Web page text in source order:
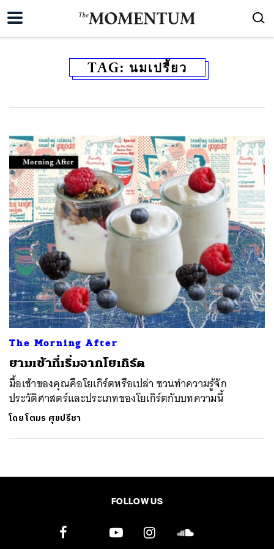
TAG: นมเปรี้ยว
The Morning After
ยามเช้าที่เริ่มจากโยเกิร์ต
มื้อเช้าของคุณคือโยเกิร์ตหรือเปล่า ชวนทำความรู้จัก
ประวัติศาสตร์และประเภทของโยเกิร์ตกับบทความนี้
โดยโตมร ศุขปรีชา
FOLLOW US
ค้นหา
SHARE TWEET LINE EMAIL